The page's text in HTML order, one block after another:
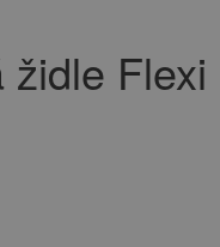
židle Flexi